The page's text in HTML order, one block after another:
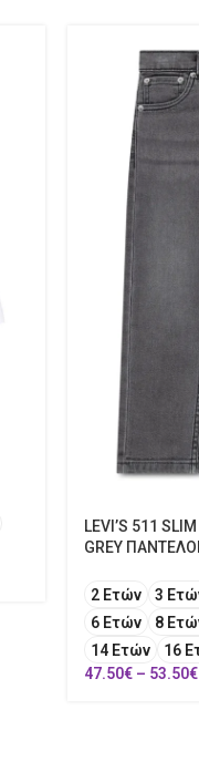
LEVI’S 511
GREY
2 Ετών 3
6 Ετών
8
14 Ετών
16
47.50€ – 53.50€